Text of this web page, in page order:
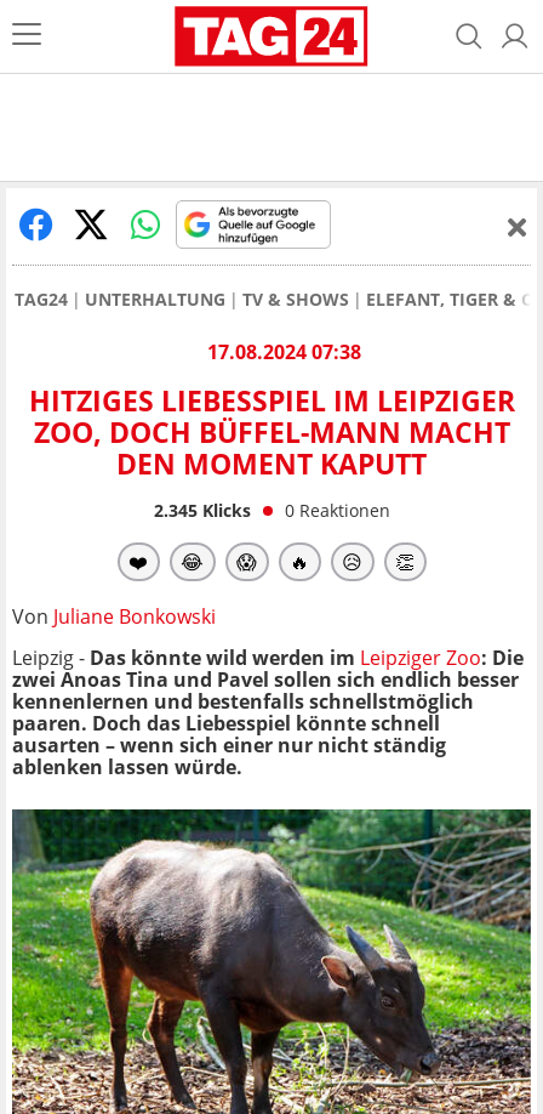
TAG24 UNTERHALTUNG TV & SHOWS ELEFANT, TIGER &
17.08.2024 07:38
HITZIGES LIEBESSPIEL IM LEIPZIGER
ZOO, DOCH BÜFFEL-MANN MACHT
DEN MOMENT KAPUTT
2.345Klicks 0 Reaktionen
❤️ 😂 😱 🔥 😥 👏
Von Juliane Bonkowski
Leipzig - Das könnte wild werden im Leipziger Zoo: Die
zwei Anoas Tina und Pavel sollen sich endlich besser
kennenlernen und bestenfalls schnellstmöglich
paaren. Doch das Liebesspiel könnte schnell
ausarten – wenn sich einer nur nicht ständig
ablenken lassen würde.